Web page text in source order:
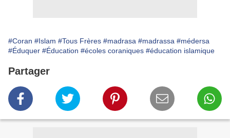
#Coran #Islam #Tous Frères #madrasa #madrassa #médersa
#Éduquer #Éducation #écoles coraniques #éducation islamique
Partager